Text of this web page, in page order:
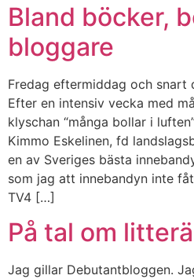
Bland böcker,
bloggare
Fredag eftermiddag och snart
Efter en intensiv vecka med
klyschan “många bollar i
Kimmo Eskelinen, fd
en av Sveriges bästa
som jag att innebandyn inte
TV4 […]
På tal om
Jag gillar Debutantbloggen.